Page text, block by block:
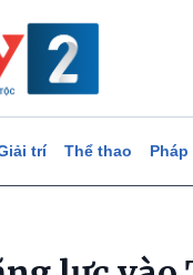
trí Thể thao